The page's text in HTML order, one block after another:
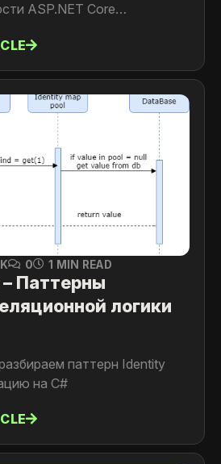
ASP.NET Core
0 1 MIN READ
Паттерны
логики
паттерн Identity
на C#